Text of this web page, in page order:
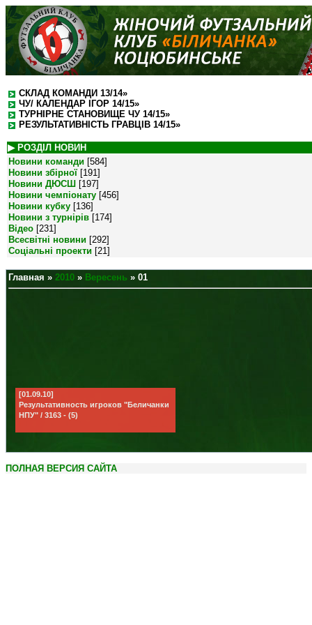
СКЛАД КОМАНДИ 13/14»
ЧУ/ КАЛЕНДАР ІГОР 14/15»
ТУРНІРНЕ СТАНОВИЩЕ ЧУ 14/15»
РЕЗУЛЬТАТИВНІСТЬ ГРАВЦІВ 14/15»
▶ РОЗДІЛ НОВИН
Новини команди [584]
Новини збірної [191]
Новини ДЮСШ [197]
Новини чемпіонату [456]
Новини кубку [136]
Новини з турнірів [174]
Відео [231]
Всесвітні новини [292]
Соціальні проекти [21]
Главная » 2010 » Вересень » 01
[01.09.10]
Результативность игроков "Беличанки
НПУ" / 3163 - (5)
ПОЛНАЯ ВЕРСИЯ САЙТА